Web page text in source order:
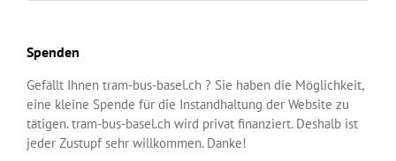
Spenden
Gefällt Ihnen tram-bus-basel.ch ? Sie haben die Möglichkeit,
eine kleine Spende für die Instandhaltung der Website zu
tätigen. tram-bus-basel.ch wird privat finanziert. Deshalb ist
jeder Zustupf sehr willkommen. Danke!